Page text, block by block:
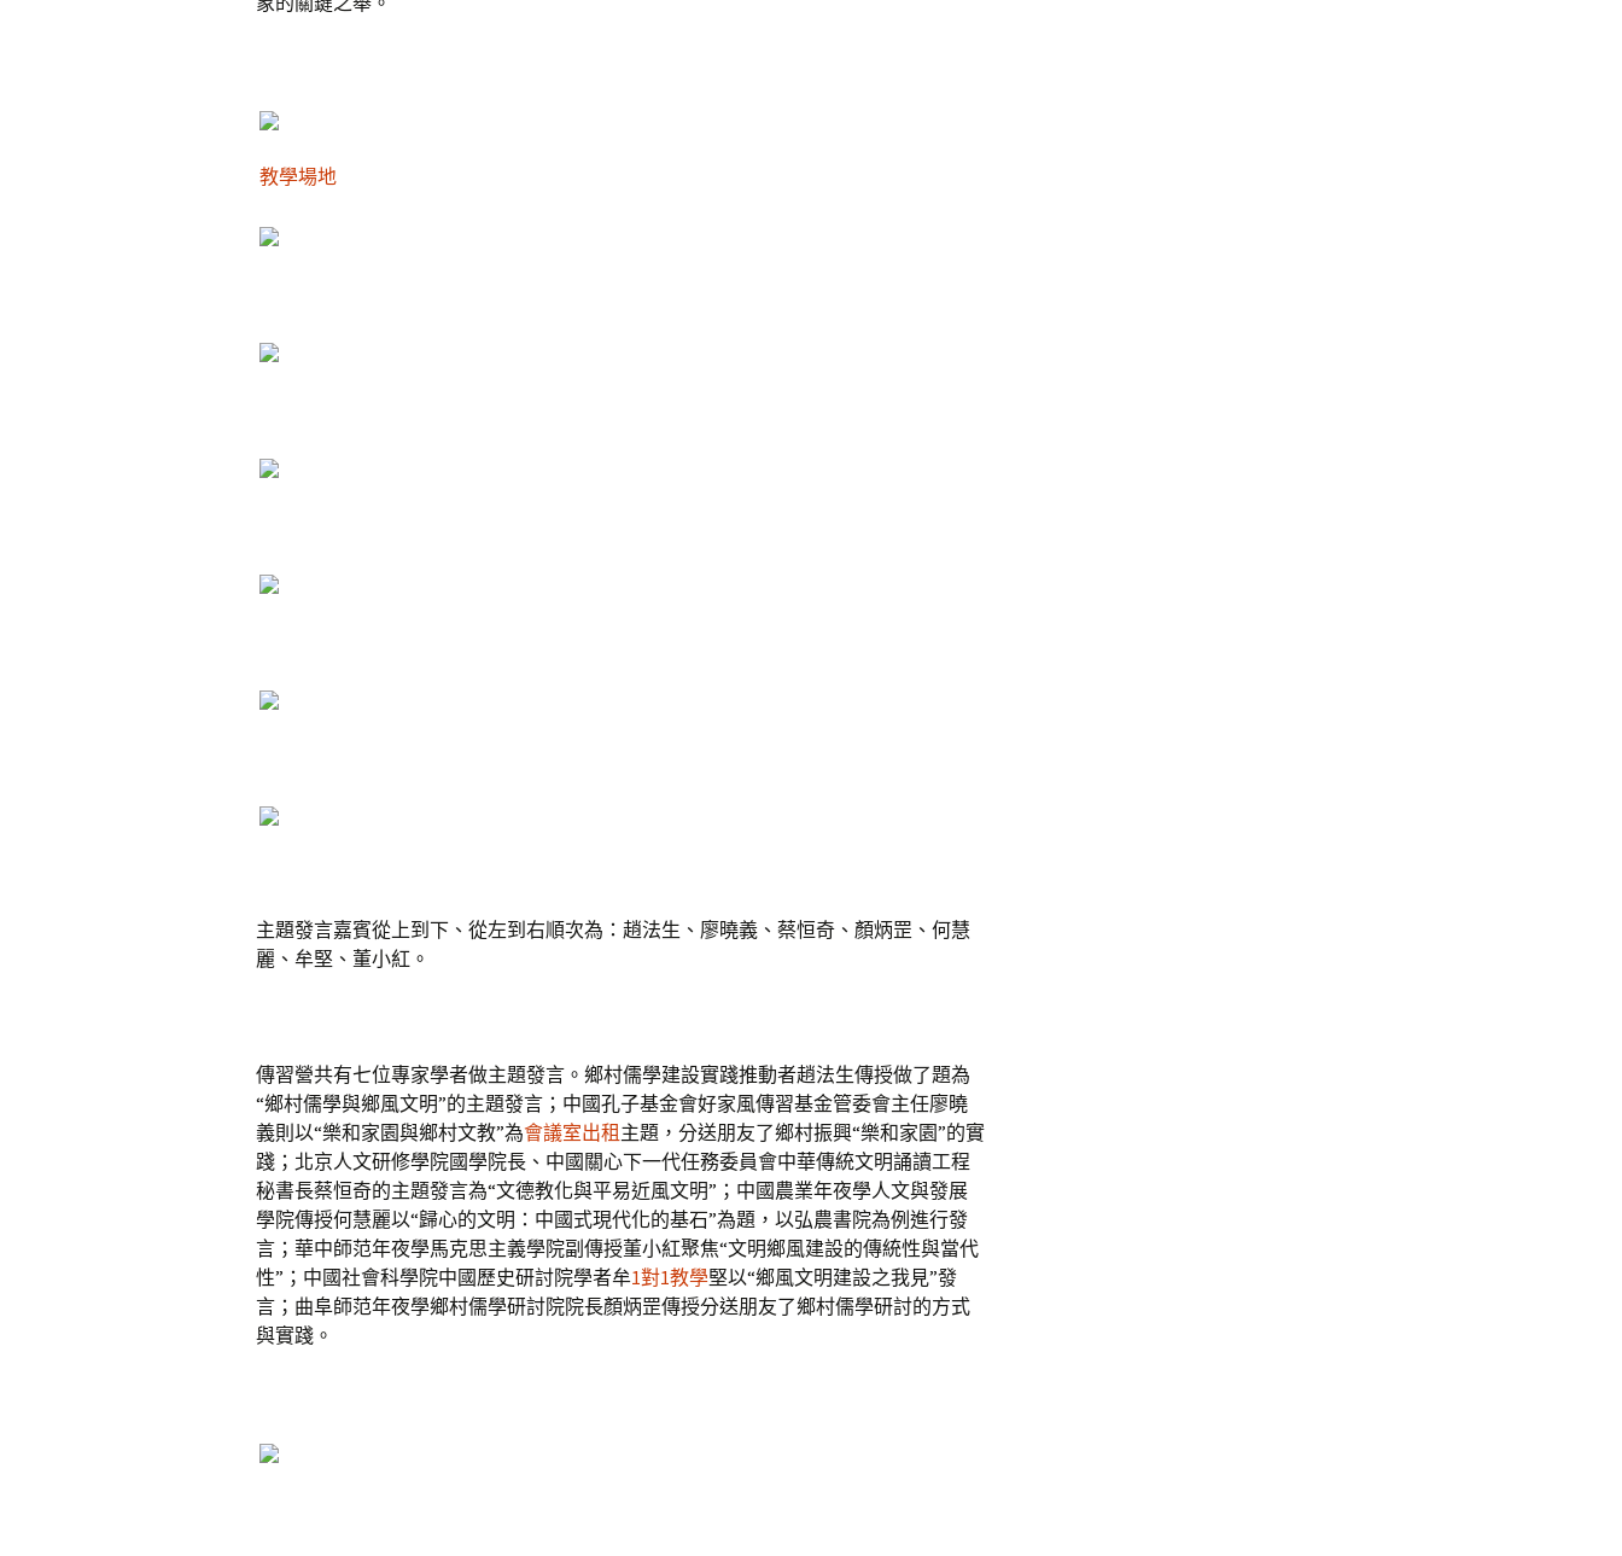
教學場地
主題發言嘉賓從上到下、從左到右順次為：趙法生、廖曉義、蔡恒奇、顏炳罡、何慧
麗、牟堅、董小紅。
傳習營共有七位專家學者做主題發言。鄉村儒學建設實踐推動者趙法生傳授做了題為
“鄉村儒學與鄉風文明”的主題發言；中國孔子基金會好家風傳習基金管委會主任廖曉
義則以“樂和家園與鄉村文教”為會議室出租 主題，分送朋友了鄉村振興“樂和家園”的實
踐；北京人文研修學院國學院長、中國關心下一代任務委員會中華傳統文明誦讀工程
秘書長蔡恒奇的主題發言為“文德教化與平易近風文明”；中國農業年夜學人文與發展
學院傳授何慧麗以“歸心的文明：中國式現代化的基石”為題，以弘農書院為例進行發
言；華中師范年夜學馬克思主義學院副傳授董小紅聚焦“文明鄉風建設的傳統性與當代
性”；中國社會科學院中國歷史研討院學者牟1對1教學堅以“鄉風文明建設之我見”發
言；曲阜師范年夜學鄉村儒學研討院院長顏炳罡傳授分送朋友了鄉村儒學研討的方式
與實踐。